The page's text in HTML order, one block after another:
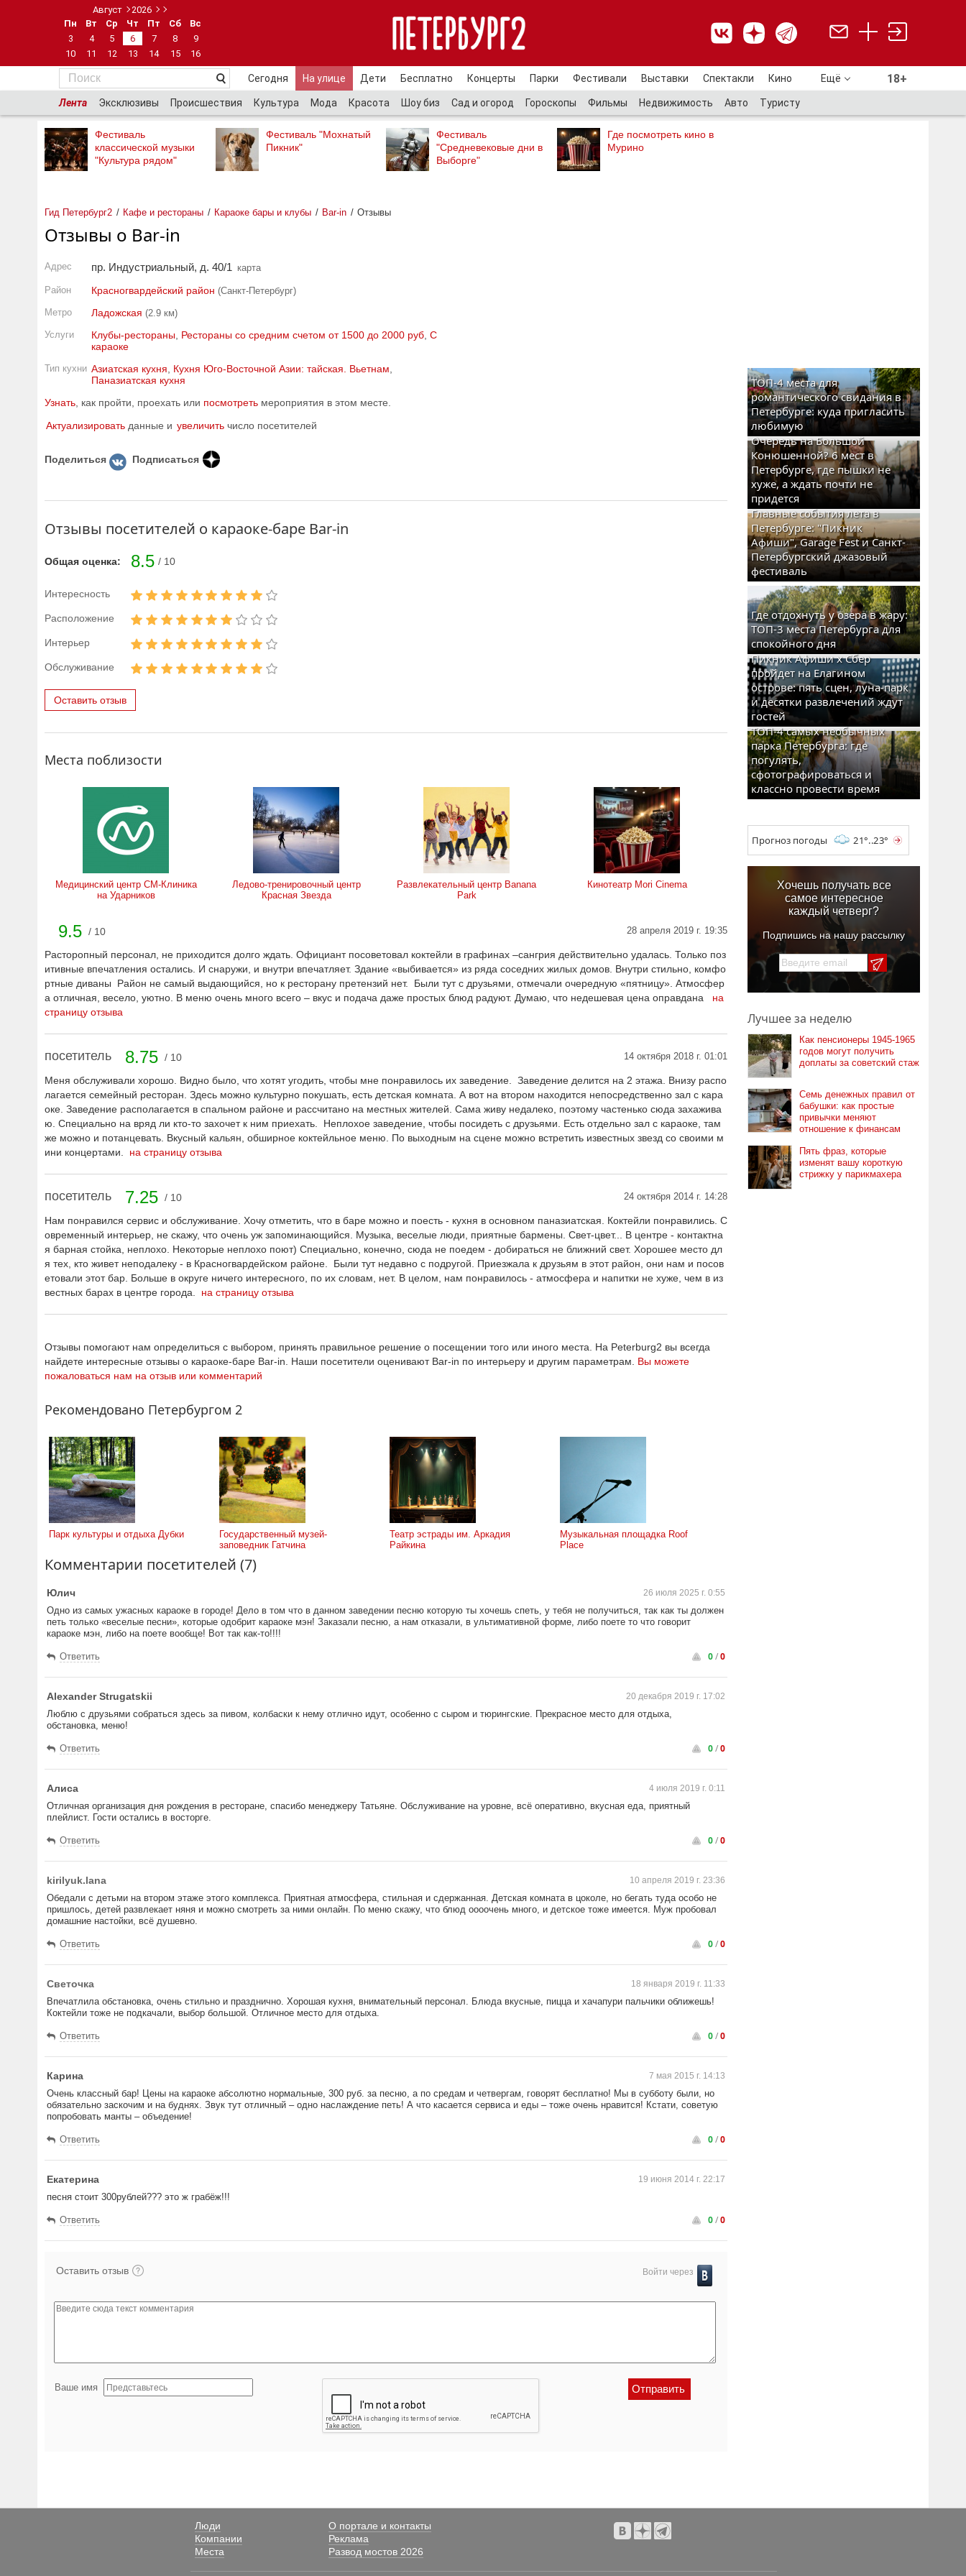
Август
2026
Пн
Вт Ср Чт Пт Сб
Вс
3
4 5 6 7 8
9
10
11 12 13 14 15 16
Сегодня На улице Дети Бесплатно Концерты Парки Фестивали Выставки Спектакли Кино Ещё 18+
Лента Эксклюзивы Происшествия Культура Мода Красота Шоу биз Сад и огород Гороскопы Фильмы Недвижимость Авто Туристу
Фестиваль
классической музыки
"Культура рядом"
Фестиваль "Мохнатый
Пикник"
Фестиваль
"Средневековые дни в
Выборге"
Где посмотреть кино в
Мурино
Гид Петербург2 Кафе и рестораны Караоке бары и клубы Bar-in Отзывы
Отзывы о Bar-in
Адрес пр. Индустриальный, д. 40/1 карта
Район Красногвардейский район (Санкт-Петербург)
Метро
Ладожская (2.9 км)
Услуги
Клубы-рестораны Рестораны со средним счетом от 1500 до 2000 руб С
караоке
Тип кухни Азиатская кухня Кухня Юго-Восточной Азии: тайская. Вьетнам
Паназиатская кухня
Узнать , как пройти, проехать или посмотреть мероприятия в этом месте.
Актуализировать данные и увеличить число посетителей
Поделиться Подписаться
Отзывы посетителей о караоке-баре Bar-in
Общая оценка: 8.5 / 10
Интересность
Расположение
Интерьер
Обслуживание
Оставить отзыв
Места поблизости
Медицинский центр СМ-Клиника
на Ударников
Ледово-тренировочный центр
Красная Звезда
Развлекательный центр Banana
Park
Кинотеатр Mori Cinema
9.5 / 10 28 апреля 2019 г. 19:35
Расторопный персонал, не приходится долго ждать. Официант посоветовал коктейли в графинах –сангрия действительно удалась. Только поз
итивные впечатления остались. И снаружи, и внутри впечатляет. Здание «выбивается» из ряда соседних жилых домов. Внутри стильно, комфо
ртные диваны Район не самый выдающийся, но к ресторану претензий нет. Были тут с друзьями, отмечали очередную «пятницу». Атмосфер
а отличная, весело, уютно. В меню очень много всего – вкус и подача даже простых блюд радуют. Думаю, что недешевая цена оправдана на
страницу отзыва
посетитель 8.75 / 10 14 октября 2018 г. 01:01
Меня обслуживали хорошо. Видно было, что хотят угодить, чтобы мне понравилось их заведение. Заведение делится на 2 этажа. Внизу распо
лагается семейный ресторан. Здесь можно культурно покушать, есть детская комната. А вот на втором находится непосредственно зал с кара
оке. Заведение располагается в спальном районе и рассчитано на местных жителей. Сама живу недалеко, поэтому частенько сюда захажива
ю. Специально на вряд ли кто-то захочет к ним приехать. Неплохое заведение, чтобы посидеть с друзьями. Есть отдельно зал с караоке, там
же можно и потанцевать. Вкусный кальян, обширное коктейльное меню. По выходным на сцене можно встретить известных звезд со своими м
ини концертами. на страницу отзыва
посетитель 7.25 / 10 24 октября 2014 г. 14:28
Нам понравился сервис и обслуживание. Хочу отметить, что в баре можно и поесть - кухня в основном паназиатская. Коктейли понравились. С
овременный интерьер, не скажу, что очень уж запоминающийся. Музыка, веселые люди, приятные бармены. Свет-цвет... В центре - контактна
я барная стойка, неплохо. Некоторые неплохо поют) Специально, конечно, сюда не поедем - добираться не ближний свет. Хорошее место дл
я тех, кто живет неподалеку - в Красногвардейском районе. Были тут недавно с подругой. Приезжала к друзьям в этот район, они нам и посов
етовали этот бар. Больше в округе ничего интересного, по их словам, нет. В целом, нам понравилось - атмосфера и напитки не хуже, чем в из
вестных барах в центре города. на страницу отзыва
Отзывы помогают нам определиться с выбором, принять правильное решение о посещении того или иного места. На Peterburg2 вы всегда
найдете интересные отзывы о караоке-баре Bar-in. Наши посетители оценивают Bar-in по интерьеру и другим параметрам. Вы можете
пожаловаться нам на отзыв или комментарий
Рекомендовано Петербургом 2
Парк культуры и отдыха Дубки
Государственный музей-
заповедник Гатчина
Театр эстрады им. Аркадия
Райкина
Музыкальная площадка Roof
Place
Комментарии посетителей (7)
Юлич 26 июля 2025 г. 0:55
Одно из самых ужасных караоке в городе! Дело в том что в данном заведении песню которую ты хочешь спеть, у тебя не получиться, так как ты должен
петь только «веселые песни», которые одобрит караоке мэн! Заказали песню, а нам отказали, в ультимативной форме, либо поете то что говорит
караоке мэн, либо на поете вообще! Вот так как-то!!!!
Ответить 0/0
Alexander Strugatskii 20 декабря 2019 г. 17:02
Люблю с друзьями собраться здесь за пивом, колбаски к нему отлично идут, особенно с сыром и тюрингские. Прекрасное место для отдыха,
обстановка, меню!
Ответить 0/0
Алиса 4 июля 2019 г. 0:11
Отличная организация дня рождения в ресторане, спасибо менеджеру Татьяне. Обслуживание на уровне, всё оперативно, вкусная еда, приятный
плейлист. Гости остались в восторге.
Ответить 0/0
kirilyuk.lana 10 апреля 2019 г. 23:36
Обедали с детьми на втором этаже этого комплекса. Приятная атмосфера, стильная и сдержанная. Детская комната в цоколе, но бегать туда особо не
пришлось, детей развлекает няня и можно смотреть за ними онлайн. По меню скажу, что блюд оооочень много, и детское тоже имеется. Муж пробовал
домашние настойки, всё душевно.
Ответить 0/0
Светочка 18 января 2019 г. 11:33
Впечатлила обстановка, очень стильно и празднично. Хорошая кухня, внимательный персонал. Блюда вкусные, пицца и хачапури пальчики оближешь!
Коктейли тоже не подкачали, выбор большой. Отличное место для отдыха.
Ответить 0/0
Карина 7 мая 2015 г. 14:13
Очень классный бар! Цены на караоке абсолютно нормальные, 300 руб. за песню, а по средам и четвергам, говорят бесплатно! Мы в субботу были, но
обязательно заскочим и на буднях. Звук тут отличный – одно наслаждение петь! А что касается сервиса и еды – тоже очень нравится! Кстати, советую
попробовать манты – объедение!
Ответить 0/0
Екатерина 19 июня 2014 г. 22:17
песня стоит 300рублей??? это ж грабёж!!!
Ответить 0/0
Оставить отзыв Войти через
Ваше имя
ТОП-4 места для
романтического свидания в
Петербурге: куда пригласить
любимую
Очередь на Большой
Конюшенной? 6 мест в
Петербурге, где пышки не
хуже, а ждать почти не
придется
Главные события лета в
Петербурге: "Пикник
Афиши", Garage Fest и Санкт-
Петербургский джазовый
фестиваль
Где отдохнуть у озера в жару:
ТОП-3 места Петербурга для
спокойного дня
Пикник Афиши x Сбер
пройдет на Елагином
острове: пять сцен, луна-парк
и десятки развлечений ждут
гостей
ТОП-4 самых необычных
парка Петербурга: где
погулять,
сфотографироваться и
классно провести время
Прогноз погоды 21°..23°
Хочешь получать все
самое интересное
каждый четверг?
Подпишись на нашу рассылку
Лучшее за неделю
Как пенсионеры 1945-1965
годов могут получить
доплаты за советский стаж
Семь денежных правил от
бабушки: как простые
привычки меняют
отношение к финансам
Пять фраз, которые
изменят вашу короткую
стрижку у парикмахера
Люди
О портале и контакты
Компании
Реклама
Места
Развод мостов 2026